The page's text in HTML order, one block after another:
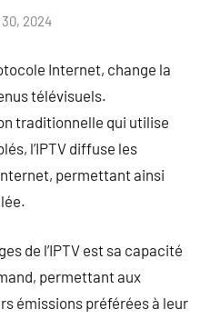
2024
Internet, change la
télévisuels.
traditionnelle qui utilise
l’IPTV diffuse les
permettant ainsi
de l’IPTV est sa capacité
permettant aux
émissions préférées à leur